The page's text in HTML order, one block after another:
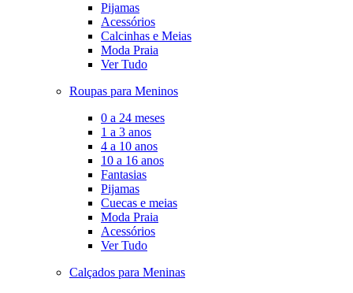
Pijamas
Acessórios
Calcinhas e Meias
Moda Praia
Ver Tudo
Roupas para Meninos
0 a 24 meses
1 a 3 anos
4 a 10 anos
10 a 16 anos
Fantasias
Pijamas
Cuecas e meias
Moda Praia
Acessórios
Ver Tudo
Calçados para Meninas